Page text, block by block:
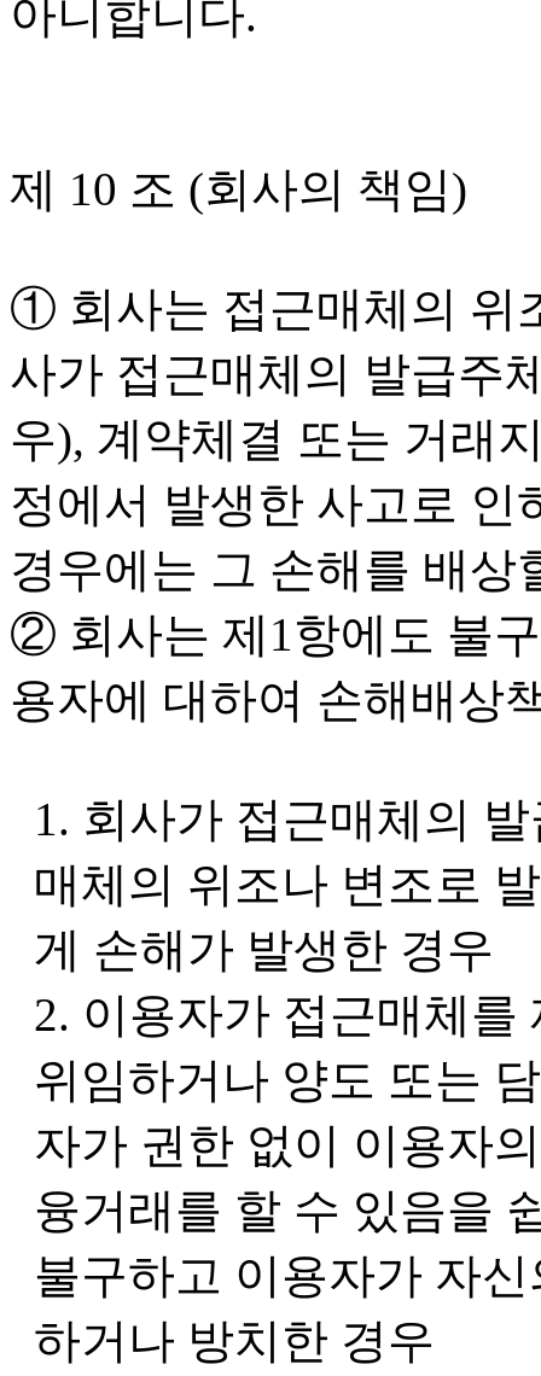
아니합니다.
제 10 조 (회사의 책임)
① 회사는 접근매체의 위
사가 접근매체의 발급주
우), 계약체결 또는 거래
정에서 발생한 사고로 인
경우에는 그 손해를 배상
② 회사는 제1항에도 불
용자에 대하여 손해배상
1. 회사가 접근매체의
매체의 위조나 변조로
게 손해가 발생한 경우
2. 이용자가 접근매체를
위임하거나 양도 또는
자가 권한 없이 이용자
융거래를 할 수 있음을
불구하고 이용자가 자
하거나 방치한 경우